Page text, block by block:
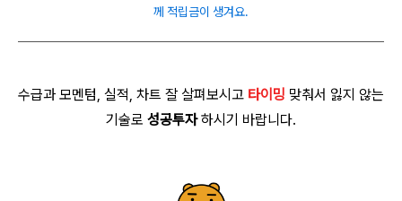
께 적립금이 생겨요.
수급과 모멘텀, 실적, 차트 잘 살펴보시고 타이밍 맞춰서 잃지 않는
기술로 성공투자하시기 바랍니다.